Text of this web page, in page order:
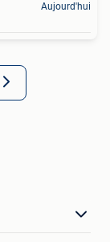
Aujourd'hui